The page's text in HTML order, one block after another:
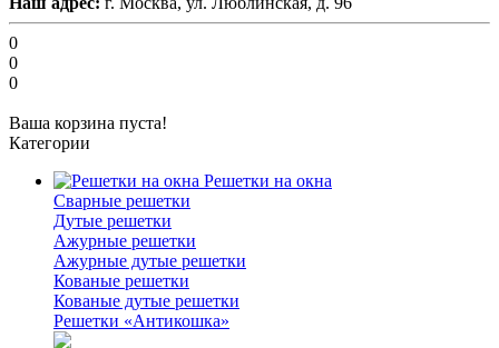
0
0
0
Ваша корзина пуста!
Категории
Решетки на окна
Сварные решетки
Дутые решетки
Ажурные решетки
Ажурные дутые решетки
Кованые решетки
Кованые дутые решетки
Решетки «Антикошка»